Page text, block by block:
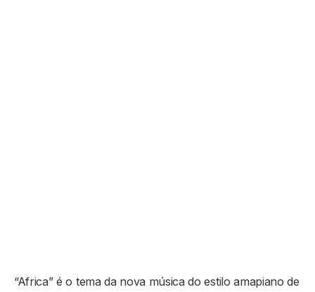
“Africa” é o tema da nova música do estilo amapiano de